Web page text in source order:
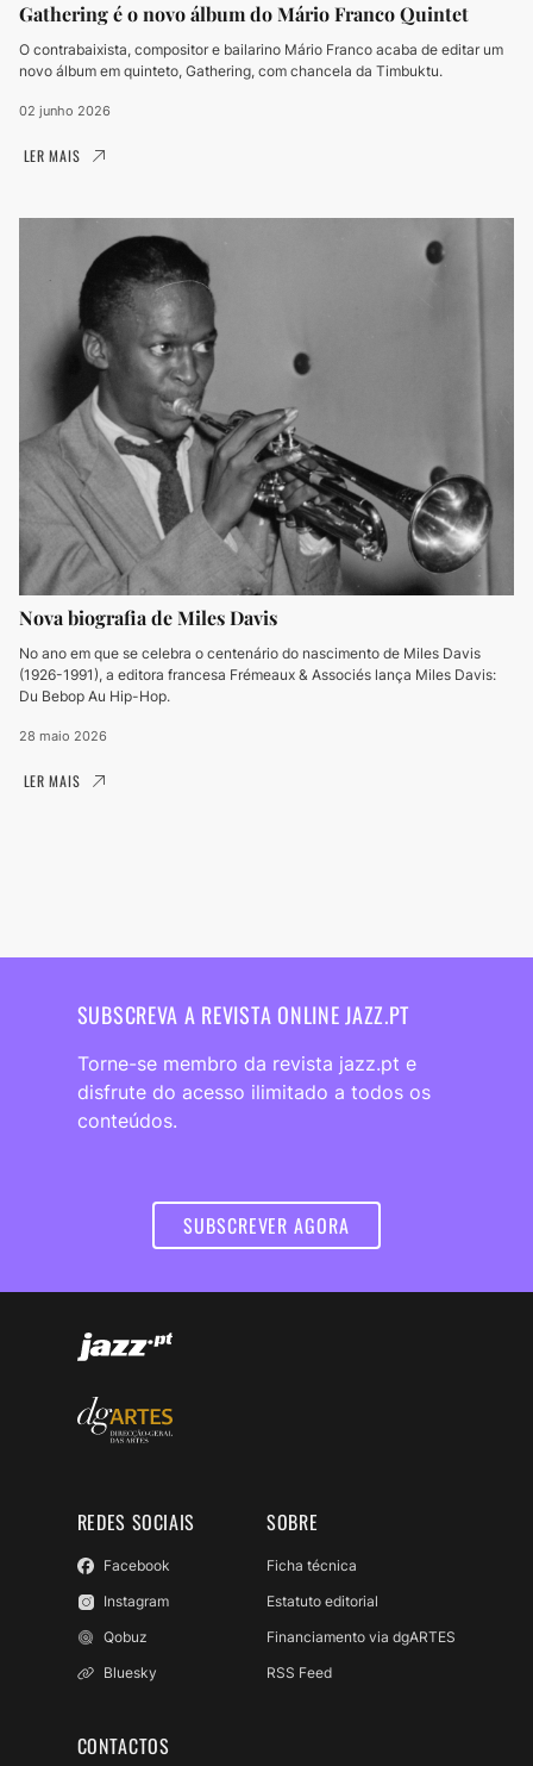
Gathering é o novo álbum do Mário Franco Quintet
O contrabaixista, compositor e bailarino Mário Franco acaba de editar um
novo álbum em quinteto, Gathering, com chancela da Timbuktu.
02 junho 2026
LER MAIS
Nova biografia de Miles Davis
No ano em que se celebra o centenário do nascimento de Miles Davis
(1926-1991), a editora francesa Frémeaux & Associés lança Miles Davis:
Du Bebop Au Hip-Hop.
28 maio 2026
LER MAIS
SUBSCREVA A REVISTA ONLINE JAZZ.PT
Torne-se membro da revista jazz.pt e
disfrute do acesso ilimitado a todos os
conteúdos.
SUBSCREVER AGORA
REDES SOCIAIS
Facebook
Instagram
Qobuz
Bluesky
SOBRE
Ficha técnica
Estatuto editorial
Financiamento via dgARTES
RSS Feed
CONTACTOS